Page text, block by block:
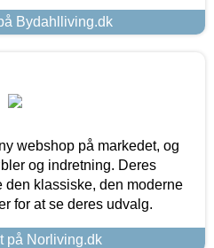
Bydahlliving.dk
webshop på markedet, og
og indretning. Deres
klassiske, den moderne
for at se deres udvalg.
på Norliving.dk